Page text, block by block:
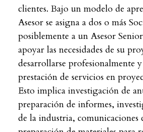
clientes. Bajo un modelo de
Asesor se asigna a dos o más
posiblemente a un Asesor
apoyar las necesidades de su
desarrollarse profesionalmente
prestación de servicios en
Esto implica investigación de
preparación de informes,
de la industria, comunicaciones